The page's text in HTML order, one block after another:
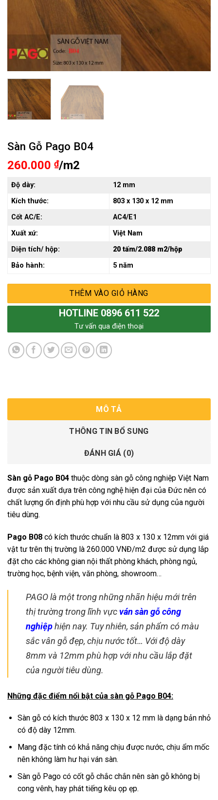
Sàn Gỗ Pago B04
260.000 ₫/m2
Độ dày:
12 mm
Kích thước:
803 x 130 x 12 mm
Cốt AC/E:
AC4/E1
Xuất xứ:
Việt Nam
Diện tích/ hộp:
20 tấm/2.088 m2/hộp
Bảo hành:
5 năm
THÊM VÀO GIỎ HÀNG
HOTLINE 0896 611 522
Tư vấn qua điện thoại
MÔ TẢ
THÔNG TIN BỔ SUNG
ĐÁNH GIÁ (0)
Sàn gỗ Pago B04 thuộc dòng sàn gỗ công nghiệp Việt Nam
được sản xuất dựa trên công nghệ hiện đại của Đức nên có
chất lượng ổn định phù hợp với nhu cầu sử dụng của người
tiêu dùng.
Pago B08 có kích thước chuẩn là 803 x 130 x 12mm với giá
vật tư trên thị trường là 260.000 VNĐ/m2 được sử dụng lắp
đặt cho các không gian nội thất phòng khách, phòng ngủ,
trường học, bệnh viện, văn phòng, showroom…
PAGO là một trong những nhãn hiệu mới trên
thị trường trong lĩnh vựcván sàn gỗ công
nghiệphiện nay. Tuy nhiên, sản phẩm có màu
sắc vân gỗ đẹp, chịu nước tốt… Với độ dày
8mm và 12mm phù hợp với nhu cầu lắp đặt
của người tiêu dùng.
Những đặc điểm nổi bật của sàn gỗ Pago B04:
Sàn gỗ có kích thước 803 x 130 x 12 mm là dạng bản nhỏ
có độ dày 12mm.
Mang đặc tính có khả năng chịu được nước, chịu ẩm mốc
nên không làm hư hại ván sàn.
Sàn gỗ Pago có cốt gỗ chắc chắn nên sàn gỗ không bị
cong vênh, hay phát tiếng kêu ọp ẹp.